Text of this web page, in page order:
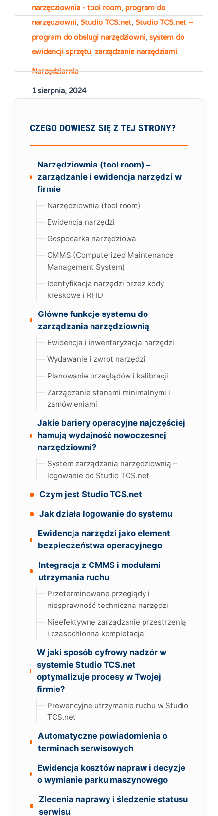
narzędziownia - tool room, program do
narzędziowni, Studio TCS.net, Studio TCS.net –
program do obsługi narzędziowni, system do
ewidencji sprzętu, zarządzanie narzędziami
Narzędziarnia
1 sierpnia, 2024
CZEGO DOWIESZ SIĘ Z TEJ STRONY?
Narzędziownia (tool room) –
zarządzanie i ewidencja narzędzi w
firmie
Narzędziownia (tool room)
Ewidencja narzędzi
Gospodarka narzędziowa
CMMS (Computerized Maintenance
Management System)
Identyfikacja narzędzi przez kody
kreskowe i RFID
Główne funkcje systemu do
zarządzania narzędziownią
Ewidencja i inwentaryzacja narzędzi
Wydawanie i zwrot narzędzi
Planowanie przeglądów i kalibracji
Zarządzanie stanami minimalnymi i
zamówieniami
Jakie bariery operacyjne najczęściej
hamują wydajność nowoczesnej
narzędziowni?
System zarządzania narzędziownią –
logowanie do Studio TCS.net
Czym jest Studio TCS.net
Jak działa logowanie do systemu
Ewidencja narzędzi jako element
bezpieczeństwa operacyjnego
Integracja z CMMS i modułami
utrzymania ruchu
Przeterminowane przeglądy i
niesprawność techniczna narzędzi
Nieefektywne zarządzanie przestrzenią
i czasochłonna kompletacja
W jaki sposób cyfrowy nadzór w
systemie Studio TCS.net
optymalizuje procesy w Twojej
firmie?
Prewencyjne utrzymanie ruchu w Studio
TCS.net
Automatyczne powiadomienia o
terminach serwisowych
Ewidencja kosztów napraw i decyzje
o wymianie parku maszynowego
Zlecenia naprawy i śledzenie statusu
serwisu